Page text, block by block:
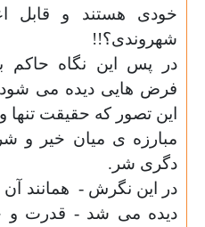
خودی هستند و قابل
شهروندی؟!!
در پس این نگاه حاکم
فرض هایی دیده می شود
این تصور که حقیقت تنها و
مبارزه ی میان خیر و
دگری شر.
در این نگرش - همانند آن
دیده می شد - قدرت و